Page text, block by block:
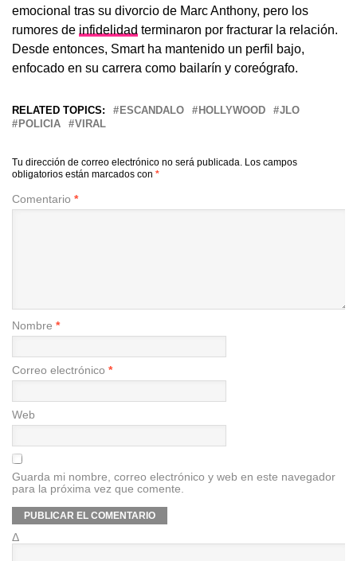
emocional tras su divorcio de Marc Anthony, pero los
rumores de infidelidad terminaron por fracturar la relación.
Desde entonces, Smart ha mantenido un perfil bajo,
enfocado en su carrera como bailarín y coreógrafo.
RELATED TOPICS: ESCANDALO HOLLYWOOD
JLO
POLICIA
VIRAL
Tu dirección de correo electrónico no será publicada. Los campos
obligatorios están marcados con *
Comentario *
Nombre *
Correo electrónico *
Web
Guarda mi nombre, correo electrónico y web en este navegador
para la próxima vez que comente.
Δ